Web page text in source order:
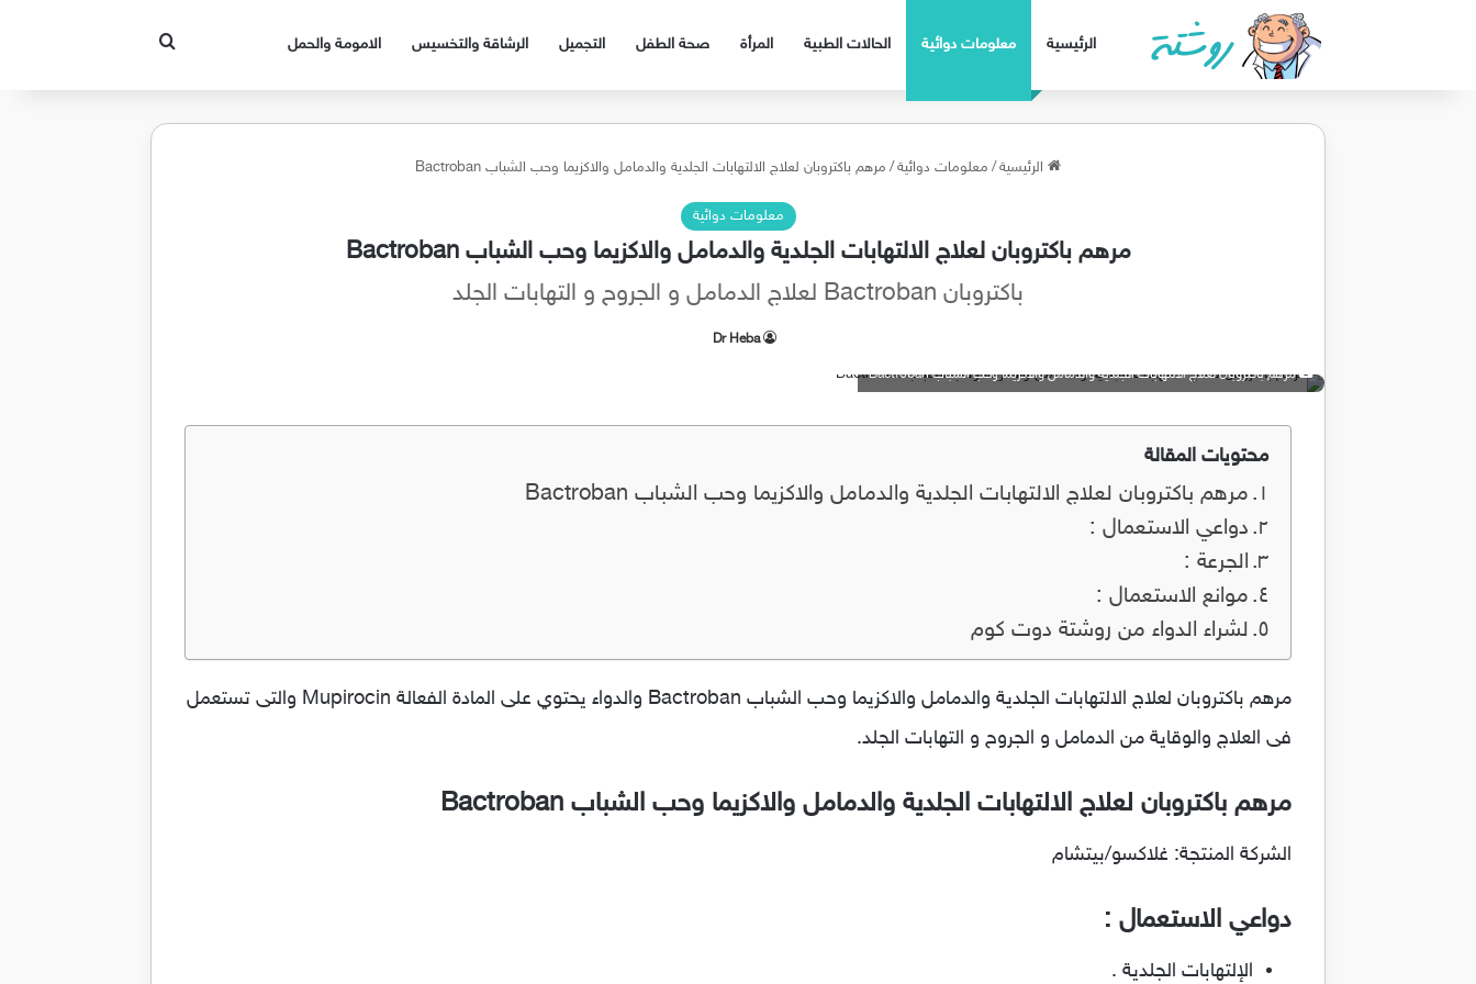
الرئيسية معلومات دوائية الحالات الطبية المرأة صحة الطفل التجميل الرشاقة والتخسيس الامومة والحمل
الرئيسية/ معلومات دوائية/ مرهم باكتروبان لعلاج الالتهابات الجلدية والدمامل والاكزيما وحب الشباب Bactroban
معلومات دوائية
مرهم باكتروبان لعلاج الالتهابات الجلدية والدمامل والاكزيما وحب الشباب Bactroban
باكتروبان Bactroban لعلاج الدمامل و الجروح و التهابات الجلد
Dr Heba
مرهم باكتروبان لعلاج الالتهابات الجلدية والدمامل والاكزيما وحب الشباب Bactroban
محتويات المقالة
مرهم باكتروبان لعلاج الالتهابات الجلدية والدمامل والاكزيما وحب الشباب Bactroban
دواعي الاستعمال :
الجرعة :
موانع الاستعمال :
لشراء الدواء من روشتة دوت كوم
مرهم باكتروبان لعلاج الالتهابات الجلدية والدمامل والاكزيما وحب الشباب Bactroban والدواء يحتوي على المادة الفعالة Mupirocin والتى تستعمل
فى العلاج والوقاية من الدمامل و الجروح و التهابات الجلد.
مرهم باكتروبان لعلاج الالتهابات الجلدية والدمامل والاكزيما وحب الشباب Bactroban
الشركة المنتجة: غلاكسو/بيتشام
دواعي الاستعمال :
الإلتهابات الجلدية .